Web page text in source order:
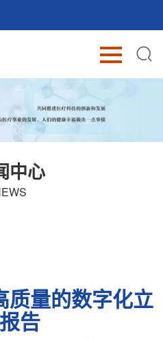
中心
质量的数字化立
告